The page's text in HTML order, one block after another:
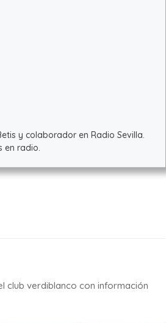
y colaborador en Radio Sevilla.
en radio.
club verdiblanco con información